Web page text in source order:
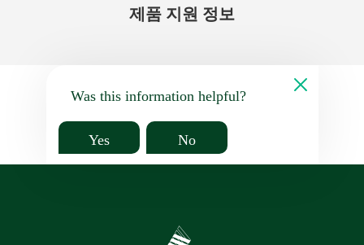
제품 지원 정보
Was this information helpful?
Yes No